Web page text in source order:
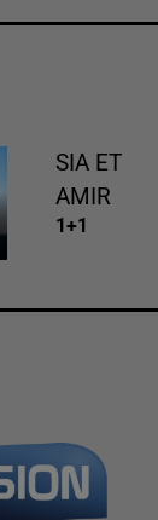
SIA ET
AMIR
1+1